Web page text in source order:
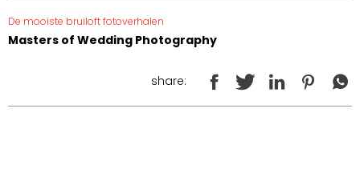
De mooiste bruiloft fotoverhalen
Masters of Wedding Photography
share: